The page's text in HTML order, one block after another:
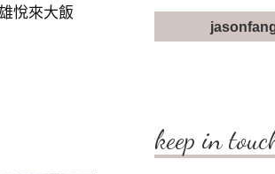
悅來大飯
keep in